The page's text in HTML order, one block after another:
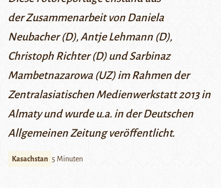
der Zusammenarbeit von Daniela
Neubacher (D), Antje Lehmann (D),
Christoph Richter (D) und Sarbinaz
Mambetnazarowa (UZ) im Rahmen der
Zentralasiatischen Medienwerkstatt 2013 in
Almaty und wurde u.a. in der Deutschen
Allgemeinen Zeitung veröffentlicht.
Kasachstan 5 Minuten